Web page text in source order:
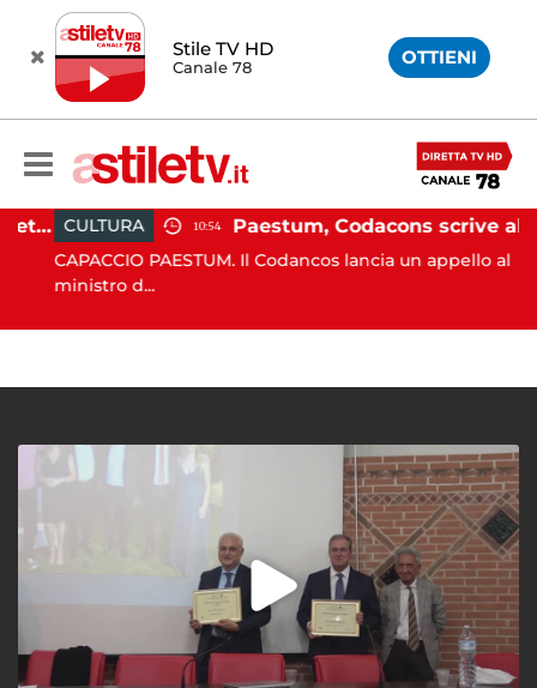
Stile TV HD
Canale 78 OTTIENI
Martina Carbonaro, braccialetto elettronico per i genitori della 14enne uccisa dall'ex CULTURA 10:54 Paestum, Codacons scrive al ministro Giuli: "Rilanciare scavi dell'Anfiteatro nell'area archeologica"
CAPACCIO PAESTUM. Il Codancos lancia un appello al
ministro d...